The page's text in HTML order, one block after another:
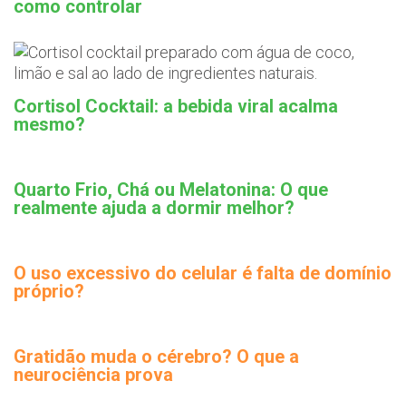
como controlar
Cortisol Cocktail: a bebida viral acalma
mesmo?
Quarto Frio, Chá ou Melatonina: O que
realmente ajuda a dormir melhor?
O uso excessivo do celular é falta de domínio
próprio?
Gratidão muda o cérebro? O que a
neurociência prova